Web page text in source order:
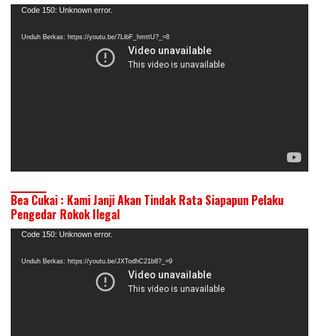
Pemutar
Code 150: Unknown error.
Unduh Berkas: https://youtu.be/7LibF_hmttU?_=8
Bea Cukai : Kami Janji Akan Tindak Rata Siapapun Pelaku
Pengedar Rokok Ilegal
Pemutar
Code 150: Unknown error.
Unduh Berkas: https://youtu.be/JXTodhC21b8?_=9